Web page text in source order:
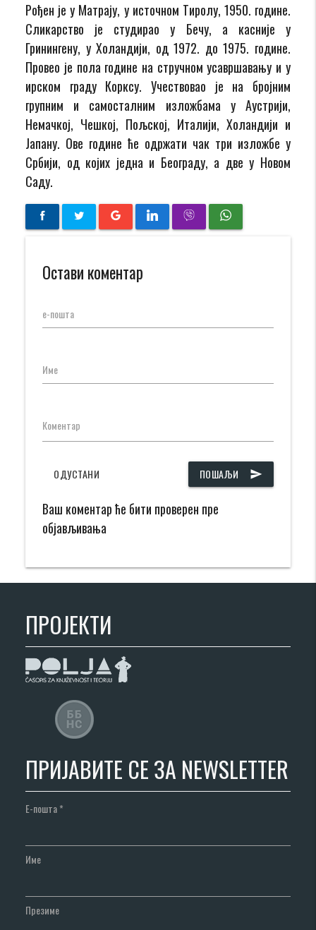
Рођен је у Матрају, у источном Тиролу, 1950. године.
Сликарство је студирао у Бечу, а касније у
Гринингену, у Холандији, од 1972. до 1975. године.
Провео је пола године на стручном усавршавању и у
ирском граду Корксу. Учествовао је на бројним
групним и самосталним изложбама у Аустрији,
Немачкој, Чешкој, Пољској, Италији, Холандији и
Јапану. Ове године ће одржати чак три изложбе у
Србији, од којих једна и Београду, а две у Новом
Саду.
Остави коментар
е-пошта
Име
Коментар
ПОШАЉИ send
ОДУСТАНИ
Ваш коментар ће бити проверен пре
објављивања
ПРОЈЕКТИ
ПРИЈАВИТЕ СЕ ЗА NEWSLETTER
Е-пошта*
Име
Презиме